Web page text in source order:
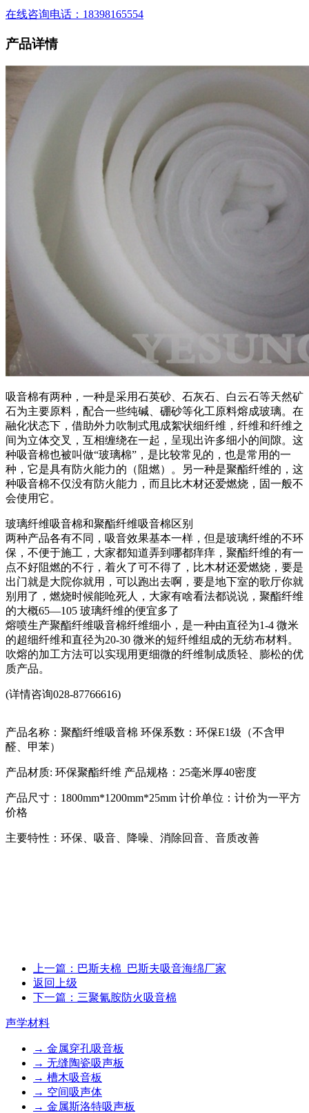
在线咨询电话：18398165554
产品详情
吸音棉有两种，一种是采用石英砂、石灰石、白云石等天然矿
石为主要原料，配合一些纯碱、硼砂等化工原料熔成玻璃。在
融化状态下，借助外力吹制式甩成絮状细纤维，纤维和纤维之
间为立体交叉，互相缠绕在一起，呈现出许多细小的间隙。这
种吸音棉也被叫做“玻璃棉”，是比较常见的，也是常用的一
种，它是具有防火能力的（阻燃）。另一种是聚酯纤维的，这
种吸音棉不仅没有防火能力，而且比木材还爱燃烧，固一般不
会使用它。
玻璃纤维吸音棉和聚酯纤维吸音棉区别
两种产品各有不同，吸音效果基本一样，但是玻璃纤维的不环
保，不便于施工，大家都知道弄到哪都痒痒，聚酯纤维的有一
点不好阻燃的不行，着火了可不得了，比木材还爱燃烧，要是
出门就是大院你就用，可以跑出去啊，要是地下室的歌厅你就
别用了，燃烧时候能呛死人，大家有啥看法都说说，聚酯纤维
的大概65—105 玻璃纤维的便宜多了
熔喷生产聚酯纤维吸音棉纤维细小，是一种由直径为1-4 微米
的超细纤维和直径为20-30 微米的短纤维组成的无纺布材料。
吹熔的加工方法可以实现用更细微的纤维制成质轻、膨松的优
质产品。
(详情咨询028-87766616)
产品名称：聚酯纤维吸音棉 环保系数：环保E1级（不含甲
醛、甲苯）
产品材质: 环保聚酯纤维 产品规格：25毫米厚40密度
产品尺寸：1800mm*1200mm*25mm 计价单位：计价为一平方
价格
主要特性：环保、吸音、降噪、消除回音、音质改善
上一篇：巴斯夫棉_巴斯夫吸音海绵厂家
返回上级
下一篇：三聚氰胺防火吸音棉
声学材料
→ 金属穿孔吸音板
→ 无缝陶瓷吸声板
→ 槽木吸音板
→ 空间吸声体
→ 金属斯洛特吸声板